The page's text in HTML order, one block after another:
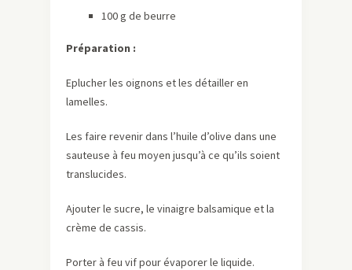
100 g de beurre
Préparation :
Eplucher les oignons et les détailler en
lamelles.
Les faire revenir dans l’huile d’olive dans une
sauteuse à feu moyen jusqu’à ce qu’ils soient
translucides.
Ajouter le sucre, le vinaigre balsamique et la
crème de cassis.
Porter à feu vif pour évaporer le liquide.